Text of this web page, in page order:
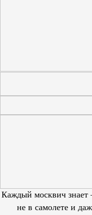
Каждый москвич знает
не в самолете и